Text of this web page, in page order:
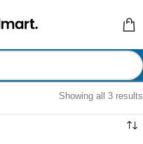
Showing all 3 results